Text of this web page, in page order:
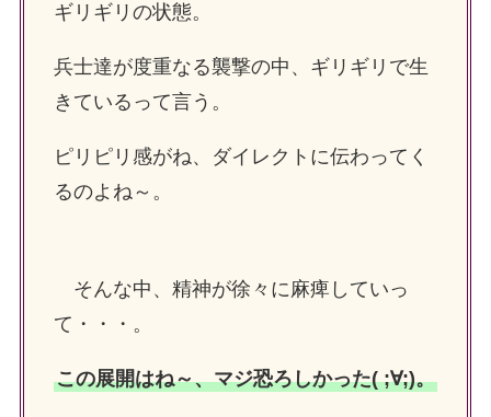
ギリギリの状態。
兵士達が度重なる襲撃の中、ギリギリで生
きているって言う 。
ピリピリ感がね、ダイレクトに伝わってく
るのよね～。
そんな中、精神が徐々に麻痺していっ
て・・・。
この展開はね～、マジ恐ろしかった( ;∀;)。